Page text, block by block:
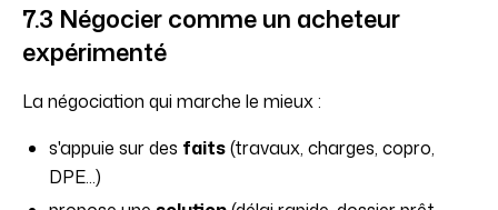
7.3 Négocier comme un acheteur
expérimenté
La négociation qui marche le mieux :
s'appuie sur des faits(travaux, charges, copro,
DPE...)